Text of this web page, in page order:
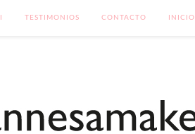
TESTIMONIOS CONTACTO INICIO